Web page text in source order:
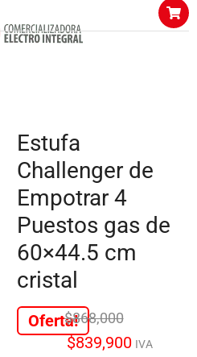
Estufa
Challenger de
Empotrar 4
Puestos gas de
60×44.5 cm
cristal
Oferta!
$868,000
$839,900 IVA